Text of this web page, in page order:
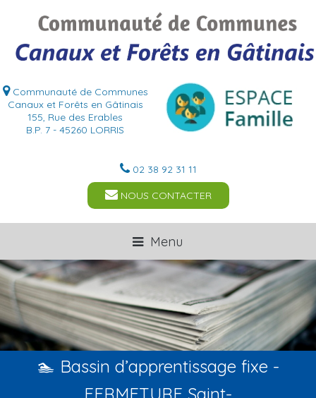
02 38 92 31 11
NOUS CONTACTER
Communauté de Communes
Canaux et Forêts en Gâtinais
155, Rue des Erables
B.P. 7 - 45260 LORRIS
Menu
🏊 Bassin d’apprentissage fixe -
FERMETURE Saint-